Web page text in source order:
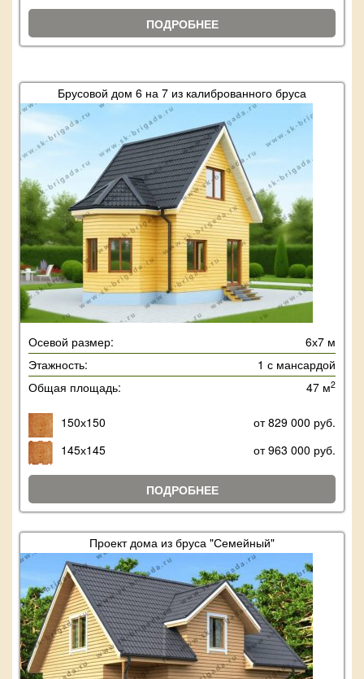
ПОДРОБНЕЕ
Брусовой дом 6 на 7 из калиброванного бруса
Осевой размер:
6х7 м
Этажность:
1 с мансардой
Общая площадь:
47 м2
150х150
от 829 000 руб.
145х145
от 963 000 руб.
ПОДРОБНЕЕ
Проект дома из бруса "Семейный"